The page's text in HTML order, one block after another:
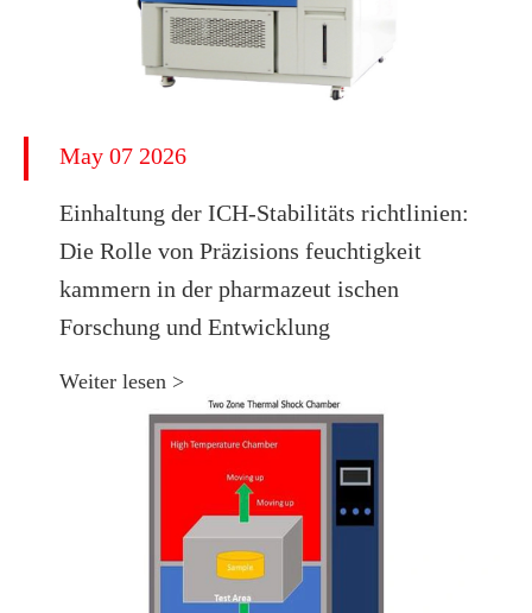
May 07 2026
Einhaltung der ICH-Stabilitäts richtlinien:
Die Rolle von Präzisions feuchtigkeit
kammern in der pharmazeut ischen
Forschung und Entwicklung
Weiter lesen >